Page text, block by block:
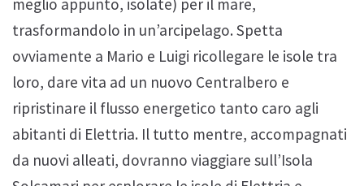
meglio appunto, isolate) per il mare,
trasformandolo in un’arcipelago. Spetta
ovviamente a Mario e Luigi ricollegare le isole tra
loro, dare vita ad un nuovo Centralbero e
ripristinare il flusso energetico tanto caro agli
abitanti di Elettria. Il tutto mentre, accompagnati
da nuovi alleati, dovranno viaggiare sull’Isola